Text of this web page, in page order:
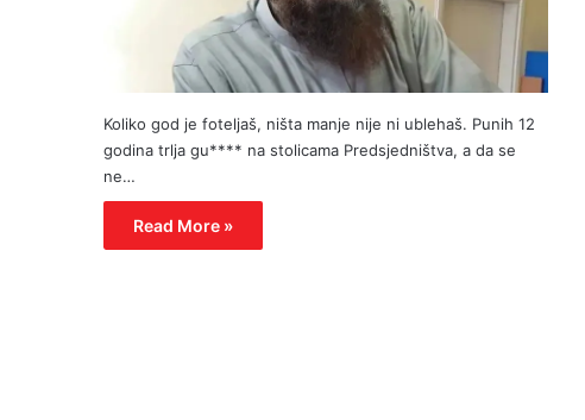
Koliko god je foteljaš, ništa manje nije ni ublehaš. Punih 12
godina trlja gu**** na stolicama Predsjedništva, a da se
ne…
Read More »